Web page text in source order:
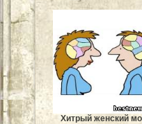
Хитрый женский